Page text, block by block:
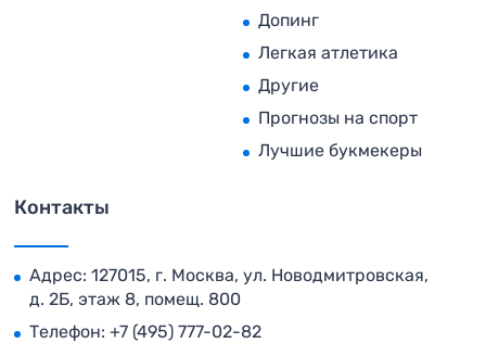
Допинг
Легкая атлетика
Другие
Прогнозы на спорт
Лучшие букмекеры
Контакты
Адрес: 127015, г. Москва, ул. Новодмитровская,
д. 2Б, этаж 8, помещ. 800
Телефон: +7 (495) 777-02-82